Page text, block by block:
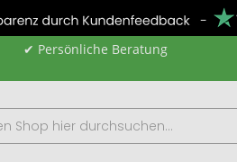
✔ Persönliche Beratung